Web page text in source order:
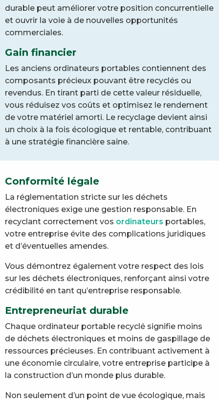
durable peut améliorer votre position concurrentielle
et ouvrir la voie à de nouvelles opportunités
commerciales.
Gain financier
Les anciens ordinateurs portables contiennent des
composants précieux pouvant être recyclés ou
revendus. En tirant parti de cette valeur résiduelle,
vous réduisez vos coûts et optimisez le rendement
de votre matériel amorti. Le recyclage devient ainsi
un choix à la fois écologique et rentable, contribuant
à une stratégie financière saine.
Conformité légale
La réglementation stricte sur les déchets
électroniques exige une gestion responsable. En
recyclant correctement vos ordinateurs portables,
votre entreprise évite des complications juridiques
et d’éventuelles amendes.
Vous démontrez également votre respect des lois
sur les déchets électroniques, renforçant ainsi votre
crédibilité en tant qu’entreprise responsable.
Entrepreneuriat durable
Chaque ordinateur portable recyclé signifie moins
de déchets électroniques et moins de gaspillage de
ressources précieuses. En contribuant activement à
une économie circulaire, votre entreprise participe à
la construction d’un monde plus durable.
Non seulement d’un point de vue écologique, mais